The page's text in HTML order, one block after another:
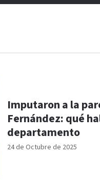
24 de Octubre de 2025
Imputaron a la
Fernández: qué
departamento